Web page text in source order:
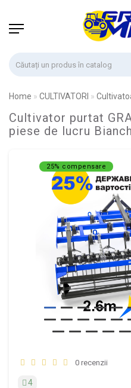
Home CULTIVATORI
Cultivator purtat
piese de lucru
25% compensare
0 recenzii
4